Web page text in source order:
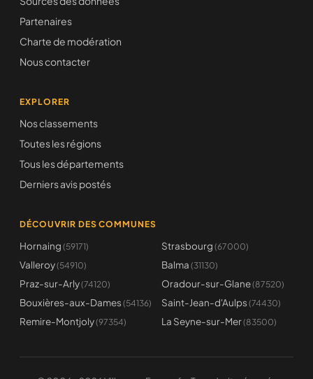
Partenaires
Charte de modération
Nous contacter
EXPLORER
Nos classements
Toutes les régions
Tous les départements
Derniers avis postés
DÉCOUVRIR DES COMMUNES
Hornaing (59171) Strasbourg (67000)
Valleroy(54910) Balma (31130)
Praz-sur-Arly(74120) Oradour-sur-Glane(87520)
Bouxières-aux-Dames (54136) Saint-Jean-d'Aulps (74430)
Remire-Montjoly(97354) La Seyne-sur-Mer(83500)